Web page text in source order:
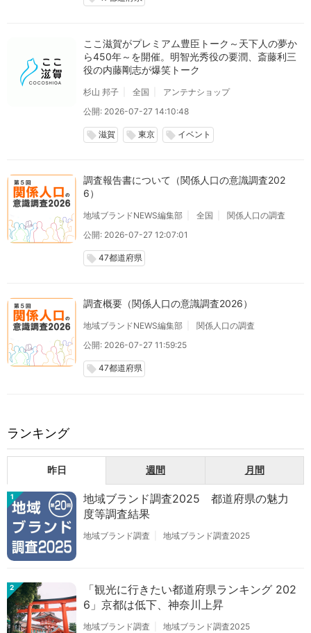
ここ滋賀がプレミアム豊臣トーク～天下人の夢か
ら450年～を開催。明智光秀役の要潤、斎藤利三
役の内藤剛志が爆笑トーク
杉山 邦子 全国
アンテナショップ
公開: 2026-07-27 14:10:48
local_offer 滋賀 local_offer 東京 local_offer イベント
調査報告書について（関係人口の意識調査202
6）
地域ブランドNEWS編集部 全国
関係人口の調査
公開: 2026-07-27 12:07:01
local_offer 47都道府県
調査概要（関係人口の意識調査2026）
地域ブランドNEWS編集部
関係人口の調査
公開: 2026-07-27 11:59:25
local_offer 47都道府県
ランキング
昨日 週間 月間
1
地域ブランド調査2025 都道府県の魅力
度等調査結果
地域ブランド調査 地域ブランド調査2025
2
「観光に行きたい都道府県ランキング 202
6」京都は低下、神奈川上昇
地域ブランド調査 地域ブランド調査2025